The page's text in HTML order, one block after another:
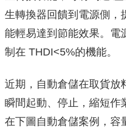
生轉換器回饋到電源側，
能輕易達到節能效果。電
制在 THDI<5%的機能。
近期，自動倉儲在取貨放
瞬間起動、停止，縮短作
在下圖自動倉儲案例，容